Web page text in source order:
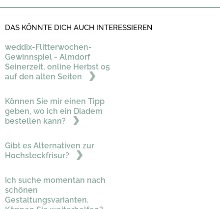
DAS KÖNNTE DICH AUCH INTERESSIEREN
weddix-Flitterwochen-
Gewinnspiel - Almdorf
Seinerzeit, online Herbst 05
auf den alten Seiten
Können Sie mir einen Tipp
geben, wo ich ein Diadem
bestellen kann?
Gibt es Alternativen zur
Hochsteckfrisur?
Ich suche momentan nach
schönen
Gestaltungsvarianten.